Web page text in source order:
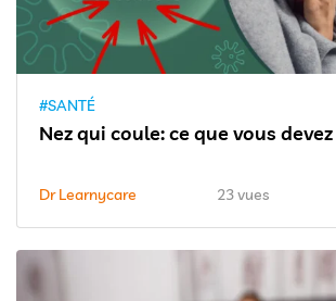
#SANTÉ
Nez qui coule: ce que vous
Dr Learnycare 23 vues